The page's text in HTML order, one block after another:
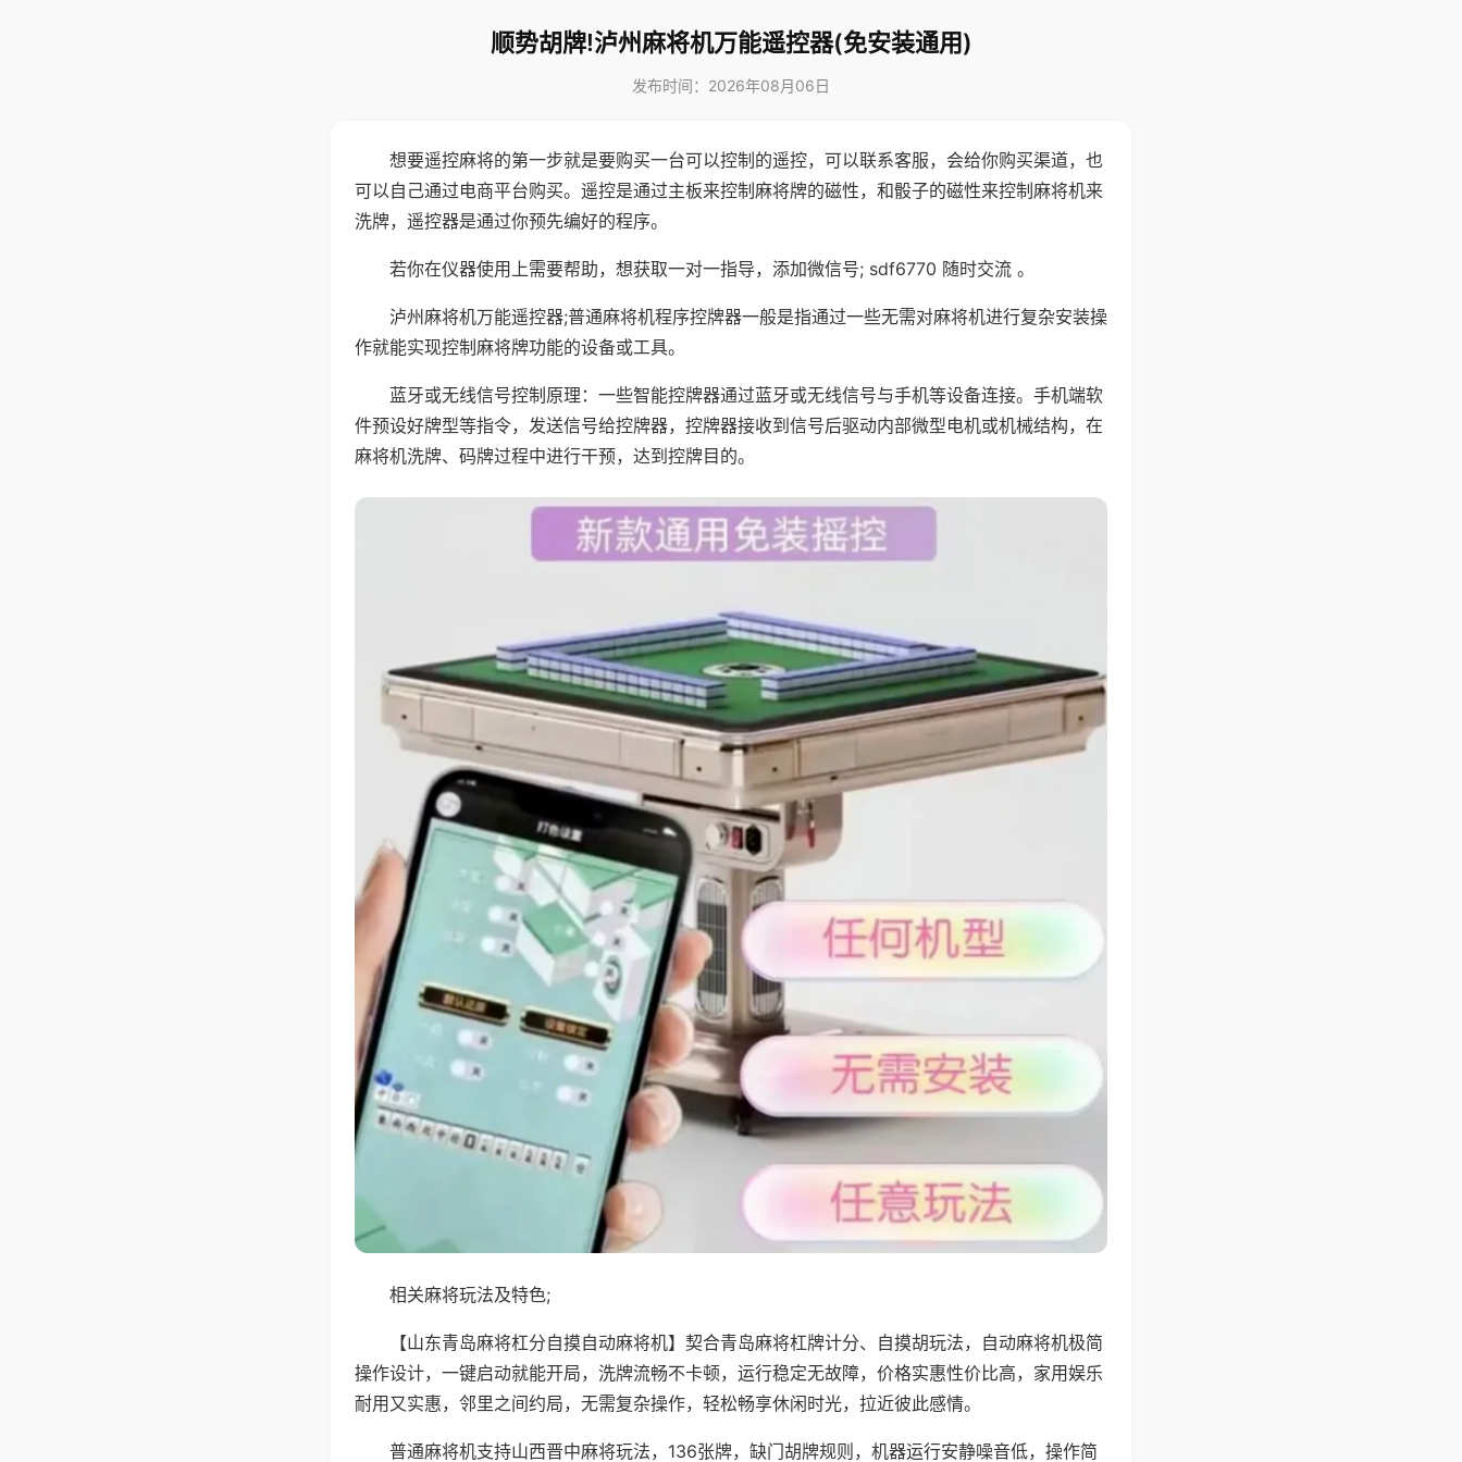
顺势胡牌!泸州麻将机万能遥控器(免安装通用)
发布时间：2026年08月06日
想要遥控麻将的第一步就是要购买一台可以控制的遥控，可以联系客服，会给你购买渠道，也
可以自己通过电商平台购买。遥控是通过主板来控制麻将牌的磁性，和骰子的磁性来控制麻将机来
洗牌，遥控器是通过你预先编好的程序。
若你在仪器使用上需要帮助，想获取一对一指导，添加微信号; sdf6770 随时交流 。
泸州麻将机万能遥控器;普通麻将机程序控牌器一般是指通过一些无需对麻将机进行复杂安装操
作就能实现控制麻将牌功能的设备或工具。
蓝牙或无线信号控制原理：一些智能控牌器通过蓝牙或无线信号与手机等设备连接。手机端软
件预设好牌型等指令，发送信号给控牌器，控牌器接收到信号后驱动内部微型电机或机械结构，在
麻将机洗牌、码牌过程中进行干预，达到控牌目的。
相关麻将玩法及特色;
【山东青岛麻将杠分自摸自动麻将机】契合青岛麻将杠牌计分、自摸胡玩法，自动麻将机极简
操作设计，一键启动就能开局，洗牌流畅不卡顿，运行稳定无故障，价格实惠性价比高，家用娱乐
耐用又实惠，邻里之间约局，无需复杂操作，轻松畅享休闲时光，拉近彼此感情。
普通麻将机支持山西晋中麻将玩法，136张牌，缺门胡牌规则，机器运行安静噪音低，操作简